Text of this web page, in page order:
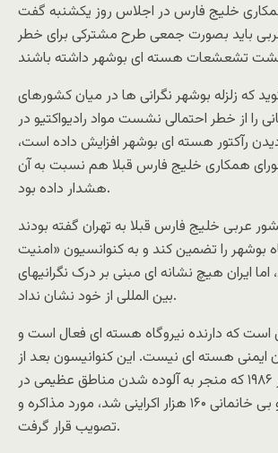
خليج فارس در اجلاس روز يکشنبه گفت
بايد بصورت جمعی طرح مشترکی برای خطر
که زلزله بوشهر نگرانی ها در ميان کشورهای
را از خطر احتمالی نشست مواد راديواکتيو در
رآکتور هسته ای بوشهر افزايش داده است،
همکاری خليج فارس قبلا هم نسبت به آن
هشدار داده بود.
عربی خليج فارس قبلا به تهران گفته بودند
بوشهر را تضمين کند و به کنوانسيون «امنيت
ايران هيچ نشانه ای مبنی بر درک نگرانيهای
بين المللی از خود نشان نداد.
است که دارنده نيروگاه هسته ای فعال است و
ايمنی هسته ای نيست. اين کنوانيسون بعد از
فاجعه چرنوبيل در ۱۹۸۶ که منجر به آلوده شدن مناطق عظيمی در
اطراف نيروگاه و بی خانمانی ۱۶۰ هزار اکراينی شد، مورد مذاکره و
تصويب قرار گرفت.